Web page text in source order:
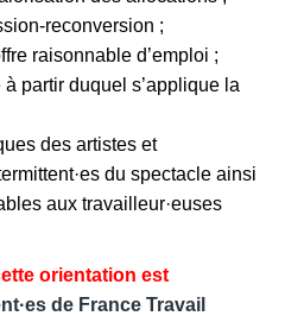
reconversion ;
raisonnable d’emploi ;
partir duquel s’applique la
des artistes et
du spectacle ainsi
aux travailleur·euses
orientation est
de France Travail